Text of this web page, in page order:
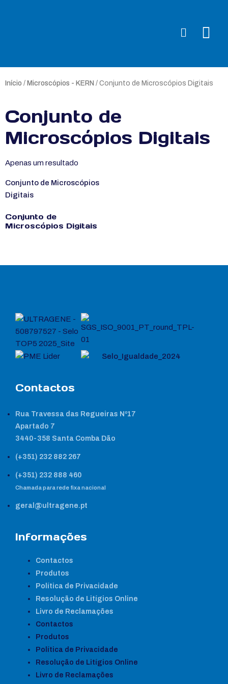
Início / Microscópios - KERN / Conjunto de Microscópios Digitais
Conjunto de
Microscópios Digitais
Apenas um resultado
Conjunto de Microscópios
Digitais
Conjunto de
Microscópios Digitais
Contactos
Rua Travessa das Regueiras Nº17
Apartado 7
3440-358 Santa Comba Dão
(+351) 232 882 267
(+351) 232 888 460
Chamada para rede fixa nacional
geral@ultragene.pt
Informações
Contactos
Produtos
Política de Privacidade
Resolução de Litígios Online
Livro de Reclamações
Contactos
Produtos
Política de Privacidade
Resolução de Litígios Online
Livro de Reclamações